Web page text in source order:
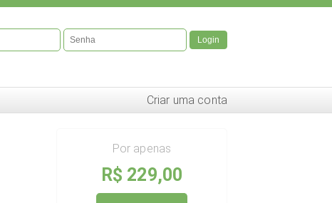
Login
Criar uma conta
Por apenas
R$ 229,00